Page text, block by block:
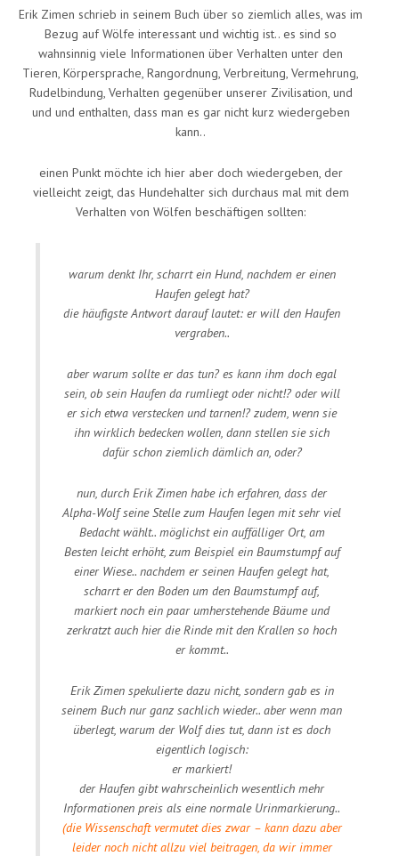
Erik Zimen schrieb in seinem Buch über so ziemlich alles, was im
Bezug auf Wölfe interessant und wichtig ist.. es sind so
wahnsinnig viele Informationen über Verhalten unter den
Tieren, Körpersprache, Rangordnung, Verbreitung, Vermehrung,
Rudelbindung, Verhalten gegenüber unserer Zivilisation, und
und und enthalten, dass man es gar nicht kurz wiedergeben
kann..
einen Punkt möchte ich hier aber doch wiedergeben, der
vielleicht zeigt, das Hundehalter sich durchaus mal mit dem
Verhalten von Wölfen beschäftigen sollten:
warum denkt Ihr, scharrt ein Hund, nachdem er einen
Haufen gelegt hat?
die häufigste Antwort darauf lautet: er will den Haufen
vergraben..
aber warum sollte er das tun? es kann ihm doch egal
sein, ob sein Haufen da rumliegt oder nicht!? oder will
er sich etwa verstecken und tarnen!? zudem, wenn sie
ihn wirklich bedecken wollen, dann stellen sie sich
dafür schon ziemlich dämlich an, oder?
nun, durch Erik Zimen habe ich erfahren, dass der
Alpha-Wolf seine Stelle zum Haufen legen mit sehr viel
Bedacht wählt.. möglichst ein auffälliger Ort, am
Besten leicht erhöht, zum Beispiel ein Baumstumpf auf
einer Wiese.. nachdem er seinen Haufen gelegt hat,
scharrt er den Boden um den Baumstumpf auf,
markiert noch ein paar umherstehende Bäume und
zerkratzt auch hier die Rinde mit den Krallen so hoch
er kommt..
Erik Zimen spekulierte dazu nicht, sondern gab es in
seinem Buch nur ganz sachlich wieder.. aber wenn man
überlegt, warum der Wolf dies tut, dann ist es doch
eigentlich logisch:
er markiert!
der Haufen gibt wahrscheinlich wesentlich mehr
Informationen preis als eine normale Urinmarkierung..
(die Wissenschaft vermutet dies zwar – kann dazu aber
leider noch nicht allzu viel beitragen, da wir immer